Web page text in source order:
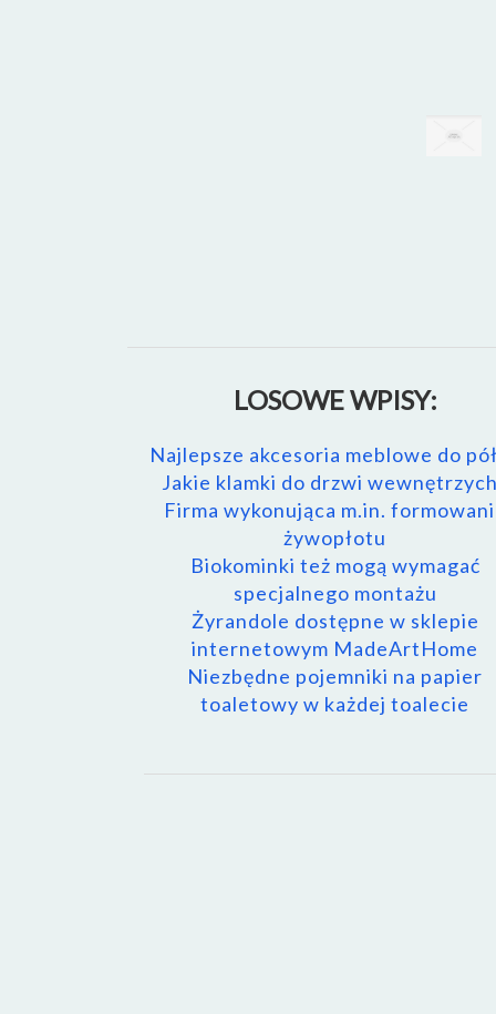
LOSOWE WPISY:
Najlepsze akcesoria meblowe do
Jakie klamki do drzwi
Firma wykonująca m.in.
żywopłotu
Biokominki też mogą wymagać
specjalnego montażu
Żyrandole dostępne w sklepie
internetowym MadeArtHome
Niezbędne pojemniki na papier
toaletowy w każdej toalecie